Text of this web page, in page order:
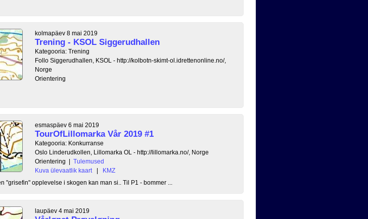
kolmapäev 8 mai 2019
Trening - KSOL Siggerudhallen
Kategooria: Trening
Follo Siggerudhallen, KSOL - http://kolbotn-skimt-ol.idrettenonline.no/,
Norge
Orientering
esmaspäev 6 mai 2019
TourOfLillomarka Vår 2019 #1
Kategooria: Konkurranse
Oslo Linderudkollen, Lillomarka OL - http://lillomarka.no/, Norge
Orientering | Tulemused
Kuva ülevaatlik kaart
|
KMZ
opplevelse i skogen kan man si.. Til P1 - bommer ...
laupäev 4 mai 2019